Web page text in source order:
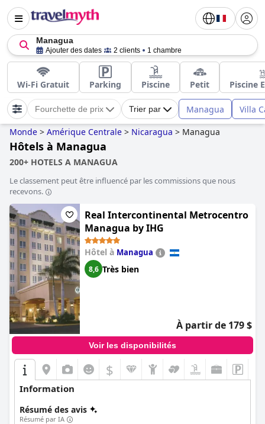
Managua
Ajouter des dates 2 clients 1 chambre
Wi-Fi Gratuit Parking Piscine Petit Piscine
Fourchette de prix Trier par Managua Villa
Monde > Amérique Centrale > Nicaragua > Managua
Hôtels à Managua
200+ HOTELS A MANAGUA
Le classement peut être influencé par les commissions que nous
recevons.
Real Intercontinental Metrocentro
Managua by IHG
Hôtel à Managua
8,6 Très bien
À partir de 179 $
Voir les disponibilités
$
Information
Résumé des avis
Résumé par IA